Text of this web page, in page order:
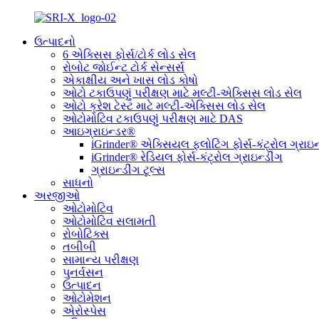
ઉત્પાદનો
6 એક્સિસ ફોર્સ/ટોર્ક લોડ સેલ
રોબોટ જોઈન્ટ ટોર્ક સેન્સર્સ
એકાક્ષીય અને ખાસ લોડ કોષો
ઓટો ટકાઉપણું પરીક્ષણ માટે મલ્ટી-એક્સિસ લોડ સેલ
ઓટો ક્રેશ ટેસ્ટ માટે મલ્ટી-એક્સિસ લોડ સેલ
ઓટોમોટિવ ટકાઉપણું પરીક્ષણ માટે DAS
આઇગ્રાઇન્ડર®
iGrinder® એક્સિયલ ફ્લોટિંગ ફોર્સ-કંટ્રોલ
iGrinder® રેડિયલ ફોર્સ-કંટ્રોલ ગ્રાઇન્ડીંગ
ગ્રાઇન્ડીંગ ટૂલ્સ
સાધનો
અરજીઓ
ઓટોમોટિવ
ઓટોમોટિવ સલામતી
રોબોટિક્સ
તબીબી
સામાન્ય પરીક્ષણ
પુનર્વસન
ઉત્પાદન
ઓટોમેશન
એરોસ્પેસ